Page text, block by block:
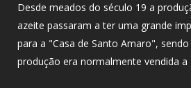
Desde meados do século 19 a
azeite passaram a ter uma grande
para a "Casa de Santo Amaro",
produção era normalmente vendida a